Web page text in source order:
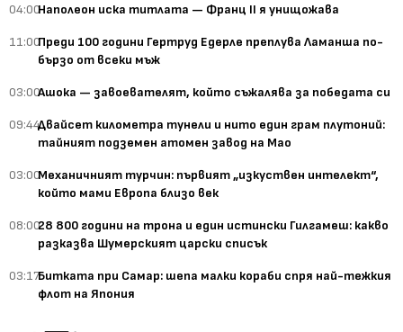
04:00Наполеон иска титлата — Франц II я унищожава
11:00Преди 100 години Гертруд Едерле преплува Ламанша по-
бързо от всеки мъж
03:00Ашока — завоевателят, който съжалява за победата си
09:44Двайсет километра тунели и нито един грам плутоний:
тайният подземен атомен завод на Мао
03:00Механичният турчин: първият „изкуствен интелект“,
който мами Европа близо век
08:0028 800 години на трона и един истински Гилгамеш: какво
разказва Шумерският царски списък
03:17Битката при Самар: шепа малки кораби спря най-тежкия
флот на Япония